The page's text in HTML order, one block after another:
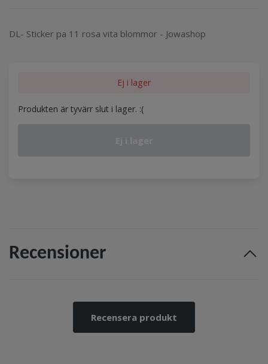
DL- Sticker pa 11 rosa vita blommor - Jowashop
Ej i lager
Produkten är tyvärr slut i lager. :(
Recensioner
Recensera produkt